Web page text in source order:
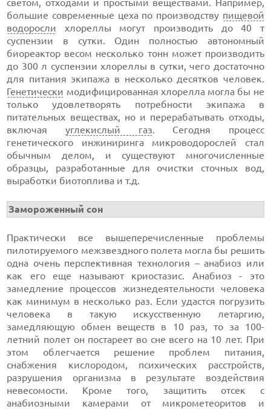
светом, отходами и простыми веществами. Например,
большие современные цеха по производству пищевой
водоросли хлореллы могут производить до 40 т
суспензии в сутки. Один полностью автономный
биореактор весом несколько тонн может производить
до 300 л суспензии хлореллы в сутки, чего достаточно
для питания экипажа в несколько десятков человек.
Генетически модифицированная хлорелла могла бы не
только удовлетворять потребности экипажа в
питательных веществах, но и перерабатывать отходы,
включая углекислый газ. Сегодня процесс
генетического инжиниринга микроводорослей стал
обычным делом, и существуют многочисленные
образцы, разработанные для очистки сточных вод,
выработки биотоплива и т.д.
Замороженный сон
Практически все вышеперечисленные проблемы
пилотируемого межзвездного полета могла бы решить
одна очень перспективная технология – анабиоз или
как его еще называют криостазис. Анабиоз - это
замедление процессов жизнедеятельности человека
как минимум в несколько раз. Если удастся погрузить
человека в такую искусственную летаргию,
замедляющую обмен веществ в 10 раз, то за 100-
летний полет он постареет во сне всего на 10 лет. При
этом облегчается решение проблем питания,
снабжения кислородом, психических расстройств,
разрушения организма в результате воздействия
невесомости. Кроме того, защитить отсек с
анабиозными камерами от микрометеоритов и